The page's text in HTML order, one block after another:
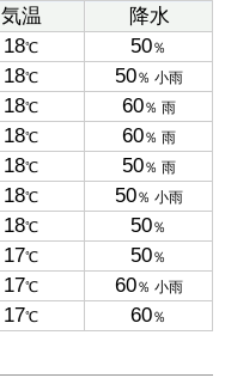
気温
降水
18℃ 50％
18℃ 50％ 小雨
18℃ 60％ 雨
18℃ 60％ 雨
18℃ 50％ 雨
18℃ 50％ 小雨
18℃ 50％
17℃ 50％
17℃ 60％ 小雨
17℃ 60％